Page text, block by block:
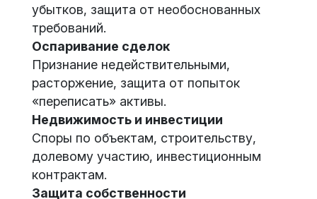
убытков, защита от необоснованных
требований.
Оспаривание сделок
Признание недействительными,
расторжение, защита от попыток
«переписать» активы.
Недвижимость и инвестиции
Споры по объектам, строительству,
долевому участию, инвестиционным
контрактам.
Защита собственности